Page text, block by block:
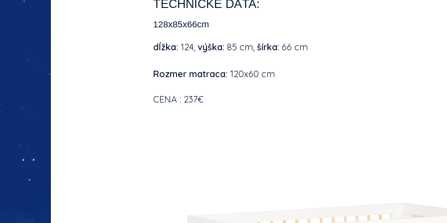
TECHNICKÉ DÁTA:
128x85x66cm
dĺžka: 124,výška:85 cm,šírka: 66
Rozmer matraca: 120x60 cm
CENA : 237€